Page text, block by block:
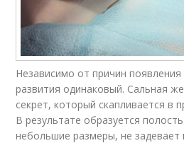
Независимо от причин
развития одинаковый. Сальная
секрет, который скапливается в
В результате образуется
небольшие размеры, не задевает